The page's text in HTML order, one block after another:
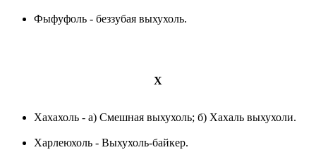
Фыфуфоль - беззубая выхухоль.
Х
Хахахоль - a) Смешная выхухоль; б) Хахаль выхухоли.
Харлеюхоль - Выхухоль-байкер.